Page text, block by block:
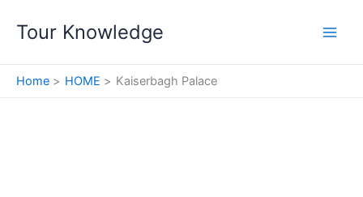
Tour Knowledge
Home HOME Kaiserbagh Palace